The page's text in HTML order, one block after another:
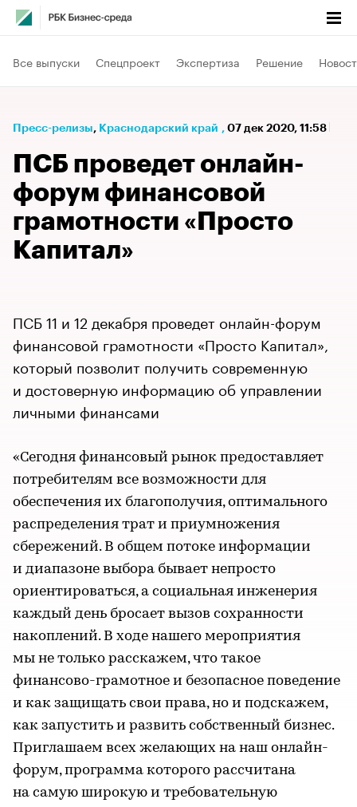
Все выпуски Спецпроект Экспертиза Решение
Пресс-релизы⁠, Краснодарский край , 07 дек 2020, 11:58
ПСБ проведет онлайн-
форум финансовой
грамотности «Просто
Капитал»
ПСБ 11 и 12 декабря проведет онлайн-форум
финансовой грамотности «Просто Капитал»,
который позволит получить современную
и достоверную информацию об управлении
личными финансами
«Сегодня финансовый рынок предоставляет
потребителям все возможности для
обеспечения их благополучия, оптимального
распределения трат и приумножения
сбережений. В общем потоке информации
и диапазоне выбора бывает непросто
ориентироваться, а социальная инженерия
каждый день бросает вызов сохранности
накоплений. В ходе нашего мероприятия
мы не только расскажем, что такое
финансово-грамотное и безопасное поведение
и как защищать свои права, но и подскажем,
как запустить и развить собственный бизнес.
Приглашаем всех желающих на наш онлайн-
форум, программа которого рассчитана
на самую широкую и требовательную